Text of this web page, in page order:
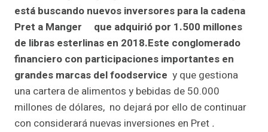
está buscando nuevos inversores para la cadena
Pret a Manger que adquirió por 1.500 millones
de libras esterlinas en 2018.Este conglomerado
financiero con participaciones importantes en
grandes marcas del foodservice y que gestiona
una cartera de alimentos y bebidas de 50.000
millones de dólares, no dejará por ello de continuar
con considerará nuevas inversiones en Pret .